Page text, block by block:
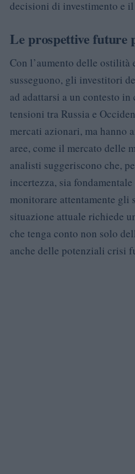
decisioni di investimento e
Le prospettive future
Con l’aumento delle
susseguono, gli investitori
ad adattarsi a un contesto
tensioni tra Russia e
mercati azionari, ma hanno
aree, come il mercato delle
analisti suggeriscono che,
incertezza, sia
monitorare attentamente
situazione attuale richiede
che tenga conto non solo
anche delle potenziali crisi